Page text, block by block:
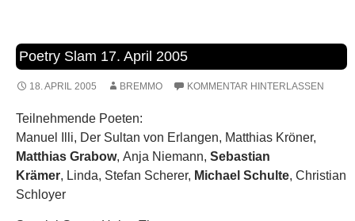
Poetry Slam 17. April 2005
18. APRIL 2005 BREMMO KOMMENTAR HINTERLASSEN
Teilnehmende Poeten:
Manuel Illi, Der Sultan von Erlangen, Matthias Kröner,
Matthias Grabow, Anja Niemann, Sebastian
Krämer, Linda, Stefan Scherer, Michael Schulte, Christian
Schloyer